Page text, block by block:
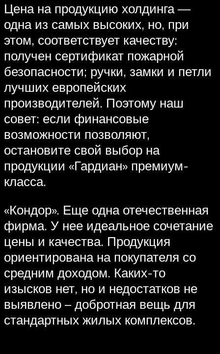
Цена на продукцию холдинга —
одна из самых высоких, но, при
этом, соответствует качеству:
получен сертификат пожарной
безопасности; ручки, замки и петли
лучших европейских
производителей. Поэтому наш
совет: если финансовые
возможности позволяют,
остановите свой выбор на
продукции «Гардиан» премиум-
класса.
«Кондор». Еще одна отечественная
фирма. У нее идеальное сочетание
цены и качества. Продукция
ориентирована на покупателя со
средним доходом. Каких-то
изысков нет, но и недостатков не
выявлено – добротная вещь для
стандартных жилых комплексов.